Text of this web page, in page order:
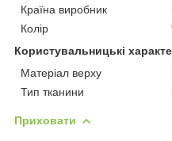
Країна виробник
Колір
Користувальницькі
Матеріал верху
Тип тканини
Приховати